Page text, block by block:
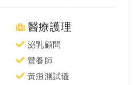
醫療護理
泌乳顧問
營養師
黃疸測試儀